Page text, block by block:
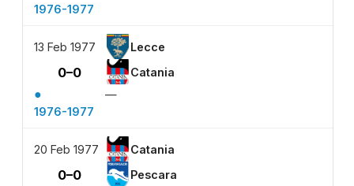
1976-1977
13 Feb 1977 Lecce
0–0 Catania
●
—
1976-1977
20 Feb 1977 Catania
0–0 Pescara